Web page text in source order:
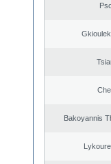
Bakoyannis